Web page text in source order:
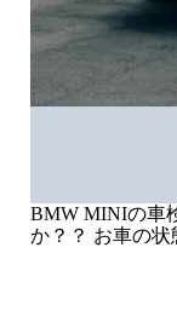
BMW MINIの車
か？？ お車の状